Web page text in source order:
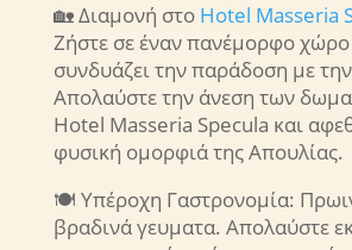
🏡 Διαμονή στο Hotel Masseria
Ζήστε σε έναν πανέμορφο
συνδυάζει την παράδοση με
Απολαύστε την άνεση των
Hotel Masseria Specula και
φυσική ομορφιά της Απουλίας.
🍽️ Υπέροχη Γαστρονομία:
βραδινά γευματα. Απολαύστε